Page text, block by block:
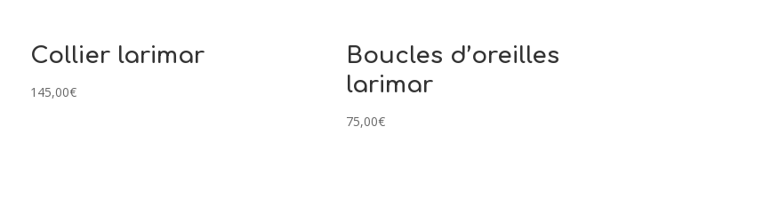
Collier larimar
145,00€
Boucles d’oreilles
larimar
75,00€